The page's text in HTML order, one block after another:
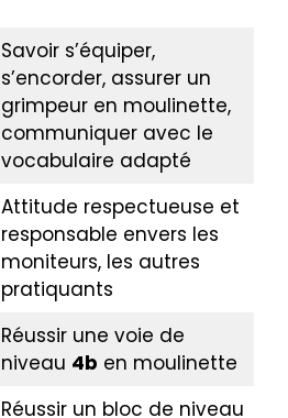
Savoir s’équiper,
s’encorder, assurer un
grimpeur en moulinette,
communiquer avec le
vocabulaire adapté
Attitude respectueuse et
responsable envers les
moniteurs, les autres
pratiquants
Réussir une voie de
niveau 4b en moulinette
Réussir un bloc de niveau